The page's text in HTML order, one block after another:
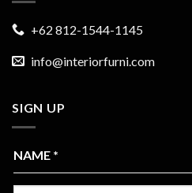
+62 812-1544-1145
info@interiorfurni.com
SIGN UP
NAME *